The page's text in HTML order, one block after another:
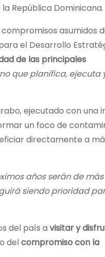
la República Dominicana.
asumidos
el Desarrollo
de las principales
que planifica, ejecuta
ejecutado con una
un foco de
directamente a
años serán de más
siendo prioridad
del país a visitar y
delcompromiso con la